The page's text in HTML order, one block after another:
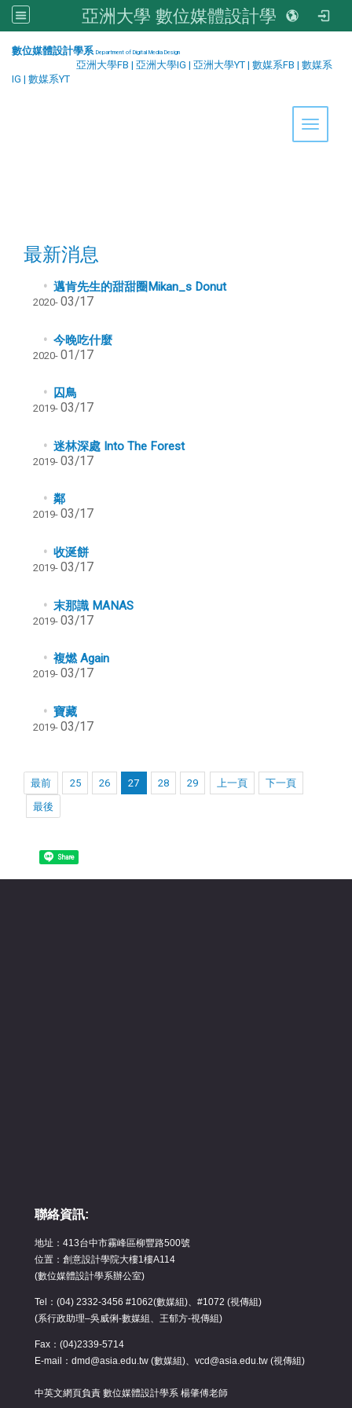
亞洲大學 數位媒體設計學系
數位媒體設計學系 Department of Digital Media Design
亞洲大學FB | 亞洲大學IG | 亞洲大學YT | 數媒系FB | 數媒系
IG | 數媒系YT
Toggle
最新消息
邁肯先生的甜甜圈Mikan_s Donut
2020- 03/17
今晚吃什麼
2020- 01/17
囚鳥
2019- 03/17
迷林深處 Into The Forest
2019- 03/17
鄰
2019- 03/17
收涎餅
2019- 03/17
末那識 MANAS
2019- 03/17
複燃 Again
2019- 03/17
寶藏
2019- 03/17
最前 25 26 27 28 29 上一頁
下一頁
最後
Share
聯絡資訊:
地址：413台中市霧峰區柳豐路500號
位置：創意設計學院大樓1樓A114
(數位媒體設計學系辦公室)
Tel：(04) 2332-3456 #1062(數媒組)、#1072 (視傳組)
(系行政助理–吳威俐-數媒組、王郁方-視傳組)
Fax：(04)2339-5714
E-mail：dmd@asia.edu.tw (數媒組)、vcd@asia.edu.tw (視傳組)
中英文網頁負責 數位媒體設計學系 楊肇傅老師